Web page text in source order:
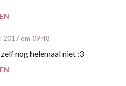
2017 om 09:48
nog helemaal niet :3